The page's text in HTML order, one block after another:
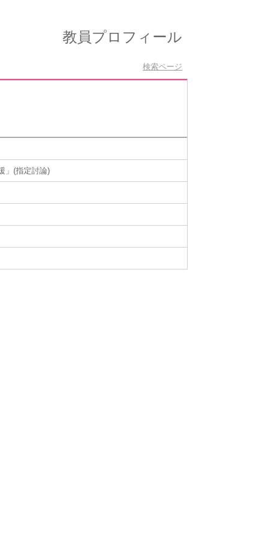
教員プロフィール
検索ページ
」(指定討論)